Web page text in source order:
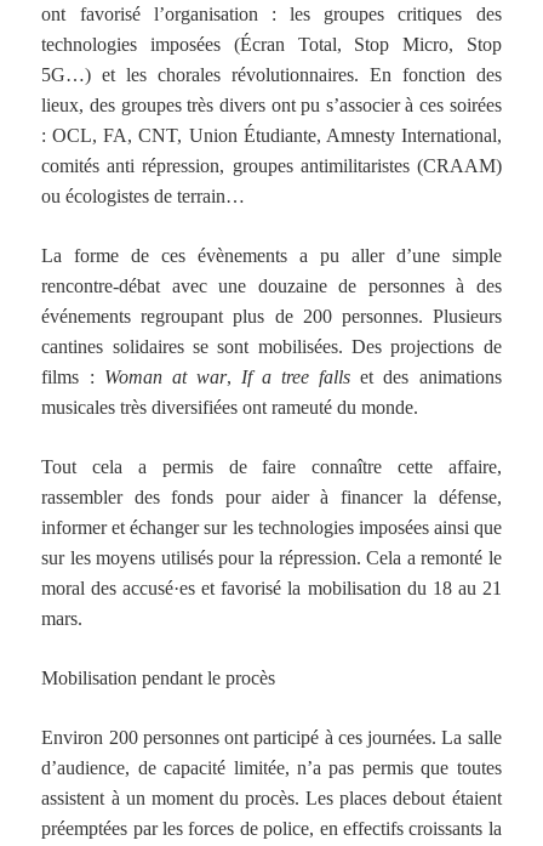
ont favorisé l’organisation : les groupes critiques des
technologies imposées (Écran Total, Stop Micro, Stop
5G…) et les chorales révolutionnaires. En fonction des
lieux, des groupes très divers ont pu s’associer à ces soirées
: OCL, FA, CNT, Union Étudiante, Amnesty International,
comités anti répression, groupes antimilitaristes (CRAAM)
ou écologistes de terrain…
La forme de ces évènements a pu aller d’une simple
rencontre-débat avec une douzaine de personnes à des
événements regroupant plus de 200 personnes. Plusieurs
cantines solidaires se sont mobilisées. Des projections de
films : Woman at war, If a tree falls et des animations
musicales très diversifiées ont rameuté du monde.
Tout cela a permis de faire connaître cette affaire,
rassembler des fonds pour aider à financer la défense,
informer et échanger sur les technologies imposées ainsi que
sur les moyens utilisés pour la répression. Cela a remonté le
moral des accusé·es et favorisé la mobilisation du 18 au 21
mars.
Mobilisation pendant le procès
Environ 200 personnes ont participé à ces journées. La salle
d’audience, de capacité limitée, n’a pas permis que toutes
assistent à un moment du procès. Les places debout étaient
préemptées par les forces de police, en effectifs croissants la